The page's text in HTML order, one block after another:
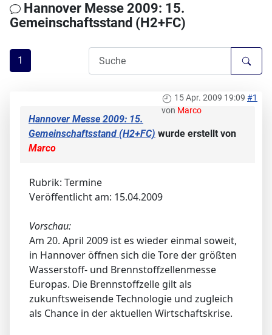
Hannover Messe 2009: 15.
Gemeinschaftsstand (H2+FC)
1
15 Apr. 2009 19:09 #1
von Marco
Hannover Messe 2009: 15.
Gemeinschaftsstand (H2+FC) wurde erstellt von
Marco
Rubrik: Termine
Veröffentlicht am: 15.04.2009
Vorschau:
Am 20. April 2009 ist es wieder einmal soweit,
in Hannover öffnen sich die Tore der größten
Wasserstoff- und Brennstoffzellenmesse
Europas. Die Brennstoffzelle gilt als
zukunftsweisende Technologie und zugleich
als Chance in der aktuellen Wirtschaftskrise.